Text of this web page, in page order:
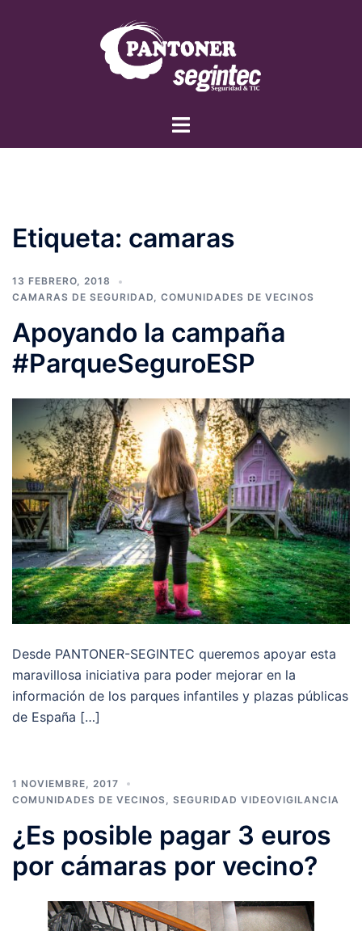
Alternar
Etiqueta: camaras
13 FEBRERO, 2018
CAMARAS DE SEGURIDAD, COMUNIDADES DE VECINOS
Apoyando la campaña
#ParqueSeguroESP
Desde PANTONER-SEGINTEC queremos apoyar esta
maravillosa iniciativa para poder mejorar en la
información de los parques infantiles y plazas públicas
de España […]
1 NOVIEMBRE, 2017
COMUNIDADES DE VECINOS
SEGURIDAD VIDEOVIGILANCIA
¿Es posible pagar 3 euros
por cámaras por vecino?